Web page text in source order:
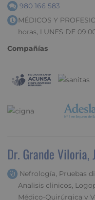
980 166 583
MÉDICOS Y
horas, LUNES DE
Compañías
Dr. Grande Viloria,
Nefrología, Pruebas
Analisis clinicos,
Médico-Quirúrgica y